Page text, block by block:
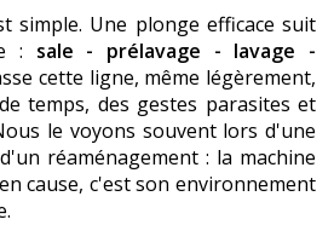
simple. Une plonge efficace suit
: sale - prélavage - lavage -
cette ligne, même légèrement,
temps, des gestes parasites et
le voyons souvent lors d'une
réaménagement : la machine
cause, c'est son environnement